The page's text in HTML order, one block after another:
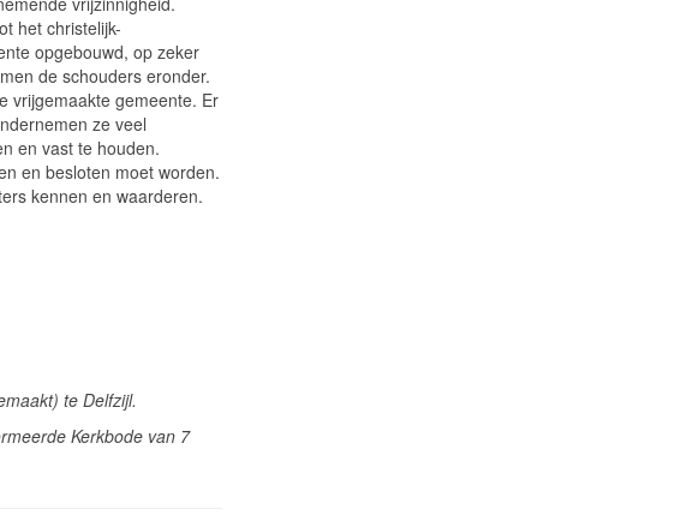
het christelijk-
opgebouwd, op zeker
de schouders eronder.
vrijgemaakte gemeente. Er
ze veel
en vast te houden.
en besloten moet worden.
kennen en waarderen.
te Delfzijl.
Kerkbode van 7